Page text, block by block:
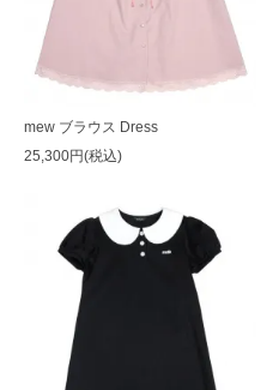
mew ブラウス Dress
25,300円(税込)